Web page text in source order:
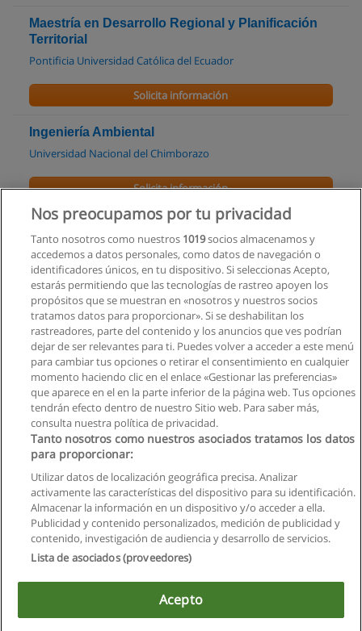
Maestría en Desarrollo Regional y Planificación
Territorial
Pontificia Universidad Católica del Ecuador
Solicita información
Ingeniería Ambiental
Universidad Nacional del Chimborazo
Solicita información
carrera de ingenieria Civil
Universidad Nacional del Chimborazo
Solicita información
Carrera Agroindustrial
Universidad Nacional del Chimborazo
Solicita información
Privacidad de datos
Contactar con Educaedu
Copyright © Educaedu Business S.L. - CIF : B-95610580: -
Nos preocupamos por tu privacidad
Tanto nosotros como nuestros 1019socios almacenamos y
accedemos a datos personales, como datos de navegación o
identificadores únicos, en tu dispositivo. Si seleccionas Acepto,
estarás permitiendo que las tecnologías de rastreo apoyen los
propósitos que se muestran en «nosotros y nuestros socios
tratamos datos para proporcionar». Si se deshabilitan los
rastreadores, parte del contenido y los anuncios que ves podrían
dejar de ser relevantes para ti. Puedes volver a acceder a este menú
para cambiar tus opciones o retirar el consentimiento en cualquier
momento haciendo clic en el enlace «Gestionar las preferencias»
que aparece en el en la parte inferior de la página web. Tus opciones
tendrán efecto dentro de nuestro Sitio web. Para saber más,
consulta nuestra política de privacidad.
Tanto nosotros como nuestros asociados tratamos los datos
para proporcionar:
Utilizar datos de localización geográfica precisa. Analizar
activamente las características del dispositivo para su identificación.
Almacenar la información en un dispositivo y/o acceder a ella.
Publicidad y contenido personalizados, medición de publicidad y
contenido, investigación de audiencia y desarrollo de servicios.
Lista de asociados (proveedores)
Acepto